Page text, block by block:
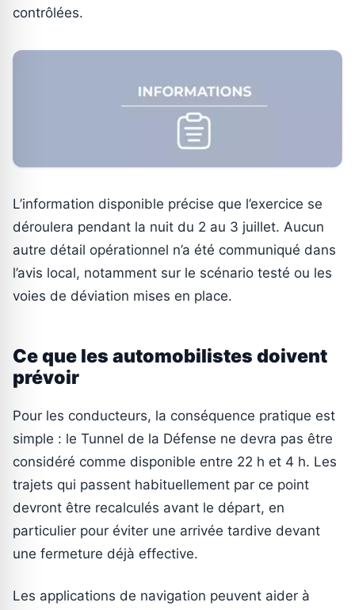
contrôlées.
L’information disponible précise que l’exercice se
déroulera pendant la nuit du 2 au 3 juillet. Aucun
autre détail opérationnel n’a été communiqué dans
l’avis local, notamment sur le scénario testé ou les
voies de déviation mises en place.
Ce que les automobilistes doivent
prévoir
Pour les conducteurs, la conséquence pratique est
simple : le Tunnel de la Défense ne devra pas être
considéré comme disponible entre 22 h et 4 h. Les
trajets qui passent habituellement par ce point
devront être recalculés avant le départ, en
particulier pour éviter une arrivée tardive devant
une fermeture déjà effective.
Les applications de navigation peuvent aider à